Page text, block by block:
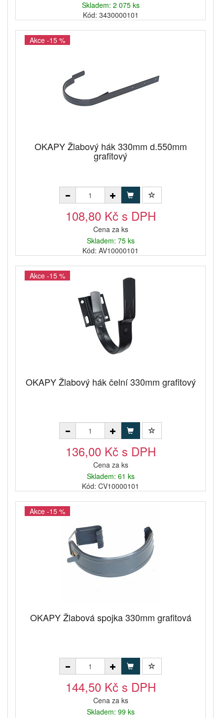
Skladem: 2 075 ks
Kód: 3430000101
Akce -15 %
OKAPY Žlabový hák 330mm d.550mm
grafitový
108,80 Kč s DPH
Cena za ks
Skladem: 75 ks
Kód: AV10000101
Akce -15 %
OKAPY Žlabový hák čelní 330mm grafitový
136,00 Kč s DPH
Cena za ks
Skladem: 61 ks
Kód: CV10000101
Akce -15 %
OKAPY Žlabová spojka 330mm grafitová
144,50 Kč s DPH
Cena za ks
Skladem: 99 ks